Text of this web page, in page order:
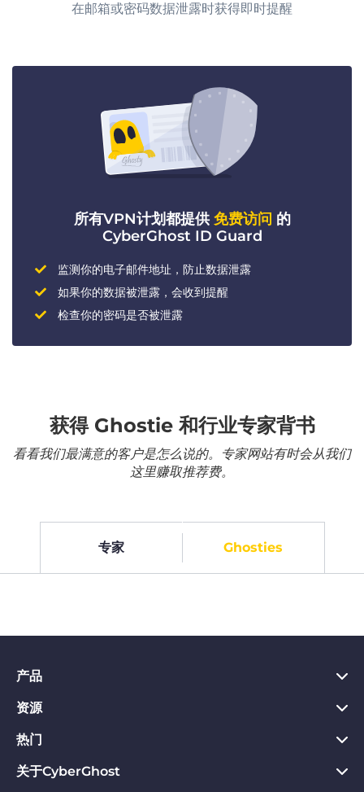
在邮箱或密码数据泄露时获得即时提醒
所有VPN计划都提供免费访问 的
CyberGhost ID Guard
监测你的电子邮件地址，防止数据泄露
如果你的数据被泄露，会收到提醒
检查你的密码是否被泄露
获得 Ghostie 和行业专家背书
看看我们最满意的客户是怎么说的。专家网站有时会从我们
这里赚取推荐费。
专家 Ghosties
产品
PC VPN应用
Chrome VPN应用
Mac VPN应用
资源
VPN是什么
Privacy Hub
热门
CyberGhost VPN评价
关于CyberGhost